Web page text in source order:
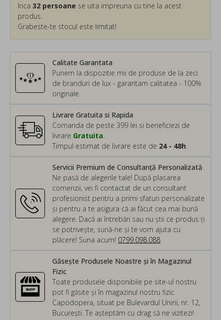
Calitate Garantata
Punem la dispozitie mii de produse de la zeci
de branduri de lux - garantam calitatea - 100%
originale.
Inca 32 persoane se uita impreuna cu tine la acest
produs.
Grabeste-te stocul este limitat!
Servicii Premium de Consultanță Personalizată
Ne pasă de alegerile tale! După plasarea
comenzii, vei fi contactat de un consultant
profesionist pentru a primi sfaturi personalizate
și pentru a te asigura că ai făcut cea mai bună
alegere. Dacă ai întrebări sau nu știi ce produs ți
se potrivește, sună-ne și te vom ajuta cu
plăcere! Suna acum! 0799.098.088
Livrare Gratuita si Rapida
Comanda de peste 399 lei si beneficiezi de
livrare Gratuita
Timpul estimat de livrare este de 24 - 48h
Găsește Produsele Noastre și în Magazinul
Fizic
Toate produsele disponibile pe site-ul nostru
pot fi găsite și în magazinul nostru fizic
Capodopera, situat pe Bulevardul Unirii, nr. 12,
București. Te așteptăm cu drag să ne vizitezi!